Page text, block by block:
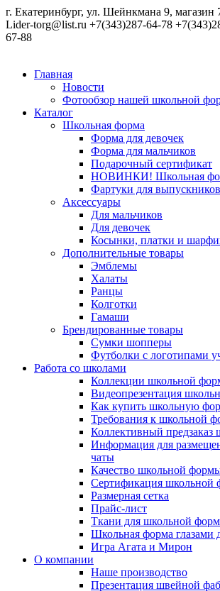
г. Екатеринбург, ул. Шейнкмана 9, магазин
Lider-torg@list.ru +7(343)287-64-78
67-88
Главная
Новости
Фотообзор нашей школьной
Каталог
Школьная форма
Форма для девочек
Форма для мальчиков
Подарочный сертификат
НОВИНКИ! Школьная
Фартуки для
Аксессуары
Для мальчиков
Для девочек
Косынки, платки и
Дополнительные товары
Эмблемы
Халаты
Ранцы
Колготки
Гамаши
Брендированные товары
Сумки шопперы
Футболки с логотипами
Работа со школами
Коллекции школьной
Видеопрезентация
Как купить школьную
Требования к школьной
Коллективный
Информация для
чаты
Качество школьной
Сертификация школьной
Размерная сетка
Прайс-лист
Ткани для школьной
Школьная форма глазами
Игра Агата и Мирон
О компании
Наше производство
Презентация швейной